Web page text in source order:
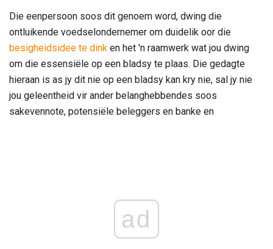
Die eenpersoon soos dit genoem word, dwing die
ontluikende voedselondernemer om duidelik oor die
besigheidsidee te dink en het 'n raamwerk wat jou dwing
om die essensiële op een bladsy te plaas. Die gedagte
hieraan is as jy dit nie op een bladsy kan kry nie, sal jy nie
jou geleentheid vir ander belanghebbendes soos
sakevennote, potensiële beleggers en banke en
ad